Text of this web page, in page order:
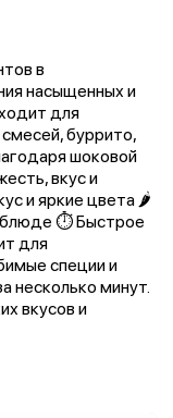
в
насыщенных и
для
буррито,
шоковой
вкус и
и яркие цвета 🌶
блюде ⏱ Быстрое
для
специи и
несколько минут.
вкусов и